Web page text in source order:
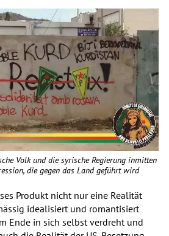
Volk und die syrische Regierung inmitten
die gegen das Land geführt wird
Produkt nicht nur eine Realität
idealisiert und romantisiert
Ende in sich selbst verdreht und